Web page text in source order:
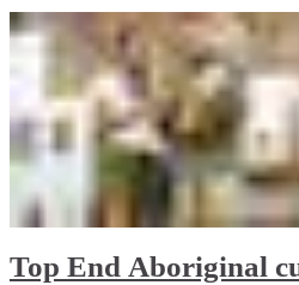
Juni stattfindet.
Top End Aboriginal